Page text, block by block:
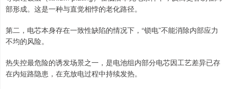
部形成。这是一种与直觉相悖的老化路径。
第二，电芯本身存在一致性缺陷的情况下，“锁电”不能消除内部应力
不均的风险。
热失控最危险的诱发场景之一，是电池组内部分电芯因工艺差异已存
在内短路隐患，在充放电过程中持续发热。